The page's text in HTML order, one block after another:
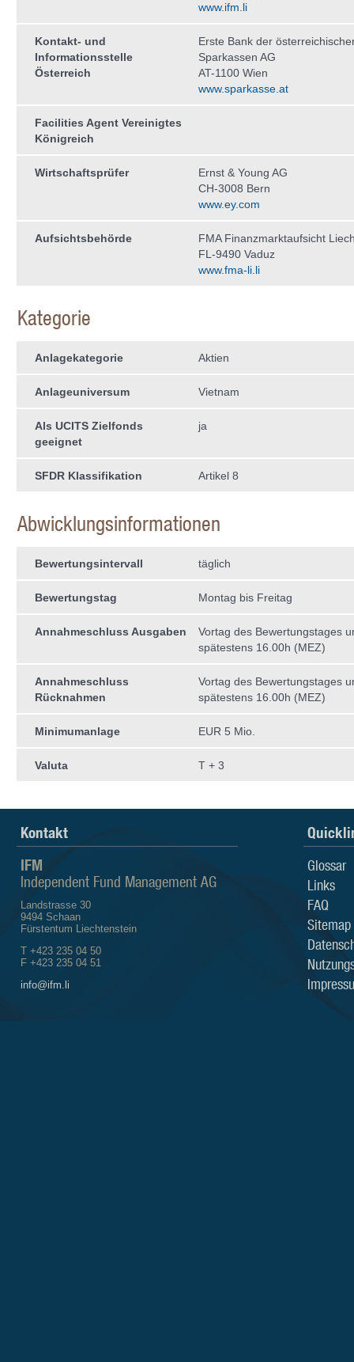
www.ifm.li
Kontakt- und
Informationsstelle
Österreich
Erste Bank der
Sparkassen AG
AT-1100 Wien
www.sparkasse.at
Facilities Agent Vereinigtes
Königreich
Wirtschaftsprüfer
Ernst & Young AG
CH-3008 Bern
www.ey.com
Aufsichtsbehörde
FMA Finanzmarktaufsicht
FL-9490 Vaduz
www.fma-li.li
Kategorie
Anlagekategorie Aktien
Anlageuniversum Vietnam
Als UCITS Zielfonds
geeignet
ja
SFDR Klassifikation Artikel 8
Abwicklungsinformationen
Bewertungsintervall täglich
Bewertungstag Montag bis Freitag
Annahmeschluss Ausgaben
Vortag des Bewertungstages
spätestens 16.00h (MEZ)
Annahmeschluss
Rücknahmen
Vortag des Bewertungstages
spätestens 16.00h (MEZ)
Minimumanlage EUR 5 Mio.
Valuta T + 3
Kontakt
IFM
Independent Fund Management AG
Landstrasse 30
9494 Schaan
Fürstentum Liechtenstein
T +423 235 04 50
F +423 235 04 51
info@ifm.li
Glossar
Links
FAQ
Sitemap